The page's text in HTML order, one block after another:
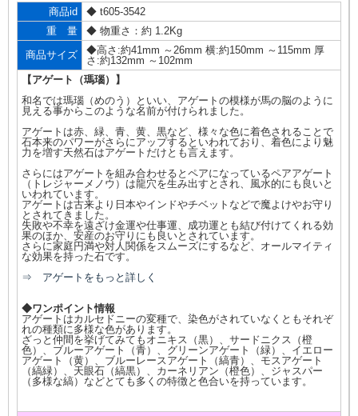
商品id
◆ t605-3542
重 量
◆ 物重さ：約 1.2Kg
商品サイズ
◆高さ:約41mm ～26mm 横:約150mm ～115mm 厚
さ:約132mm ～102mm
【アゲート（瑪瑙）】
和名では瑪瑙（めのう）といい、アゲートの模様が馬の脳のように
見える事からこのような名前が付けられました。
アゲートは赤、緑、青、黄、黒など、様々な色に着色されることで
石本来のパワーがさらにアップするといわれており、着色により魅
力を増す天然石はアゲートだけとも言えます。
さらにはアゲートを組み合わせるとペアになっているペアアゲート
（トレジャーメノウ）は龍穴を生み出すとされ、風水的にも良いと
いわれています。
アゲートは古来より日本やインドやチベットなどで魔よけやお守り
とされてきました。
失敗や不幸を遠ざけ金運や仕事運、成功運とも結び付けてくれる効
果のほか、安産のお守りにも良いとされています。
さらに家庭円満や対人関係をスムーズにするなど、オールマイティ
な効果を持った石です。
⇒ アゲートをもっと詳しく
◆ワンポイント情報
アゲートはカルセドニーの変種で、染色がされていなくともそれぞ
れの種類に多様な色があります。
ざっと仲間を挙げてみてもオニキス（黒）、サードニクス（橙
色）、ブルーアゲート（青）、グリーンアゲート（緑）、イエロー
アゲート（黄）、ブルーレースアゲート（縞青）、モスアゲート
（縞緑）、天眼石（縞黒）、カーネリアン（橙色）、ジャスパー
（多様な縞）などとても多くの特徴と色合いを持っています。